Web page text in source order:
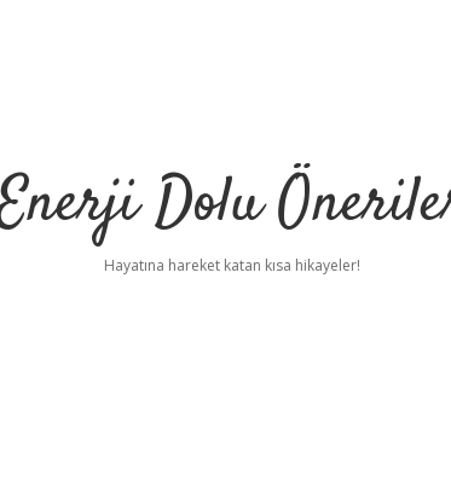
Dolu
Hayatına hareket katan kısa hikayeler!